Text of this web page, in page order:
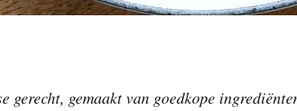
gerecht, gemaakt van goedkope